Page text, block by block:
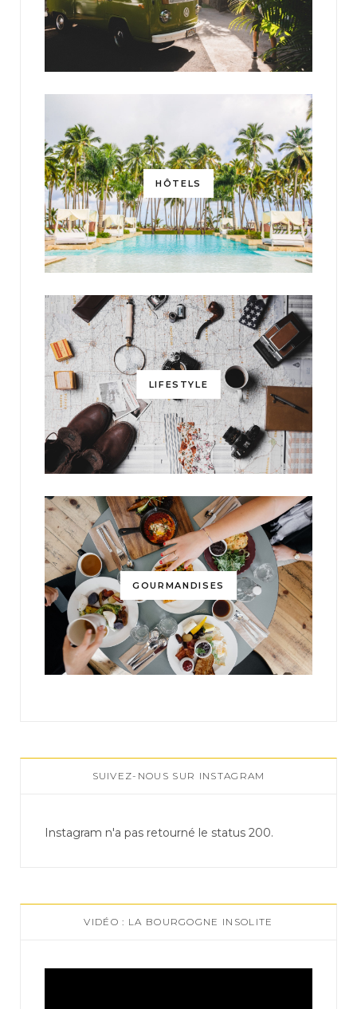
HÔTELS
LIFESTYLE
GOURMANDISES
SUIVEZ-NOUS SUR INSTAGRAM
Instagram n'a pas retourné le status 200.
VIDÉO : LA BOURGOGNE INSOLITE